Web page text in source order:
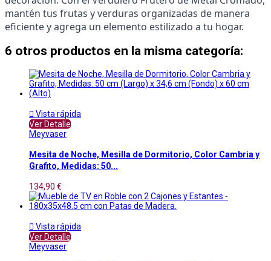
mantén tus frutas y verduras organizadas de manera
eficiente y agrega un elemento estilizado a tu hogar.
6 otros productos en la misma categoría:
 Vista rápida
Ver Detalle
Meyvaser
Mesita de Noche, Mesilla de Dormitorio, Color Cambria y
Grafito, Medidas: 50...
134,90 €
 Vista rápida
Ver Detalle
Meyvaser